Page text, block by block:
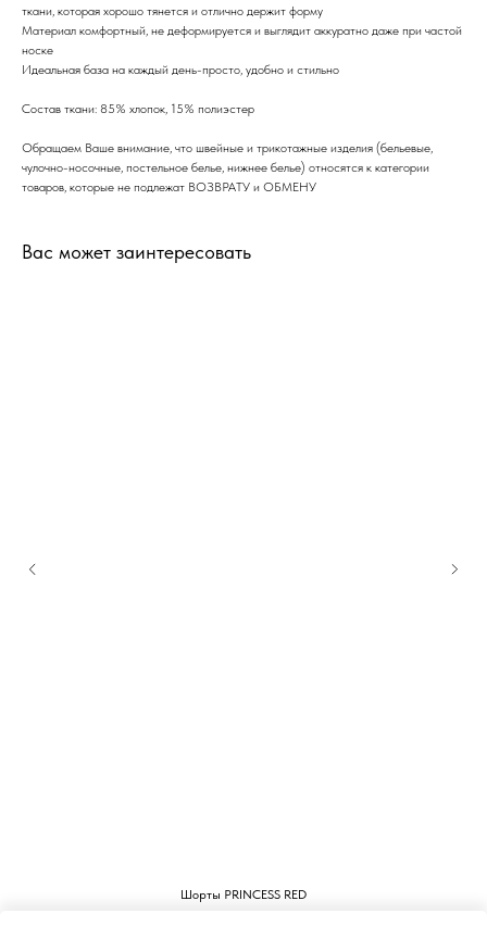
ткани, которая хорошо тянется и отлично держит форму
Материал комфортный, не деформируется и выглядит аккуратно даже при частой
носке
Идеальная база на каждый день-просто, удобно и стильно
Состав ткани: 85% хлопок, 15% полиэстер
Обращаем Ваше внимание, что швейные и трикотажные изделия (бельевые,
чулочно-носочные, постельное белье, нижнее белье) относятся к категории
товаров, которые не подлежат ВОЗВРАТУ и ОБМЕНУ
Вас может заинтересовать
Шорты PRINCESS RED